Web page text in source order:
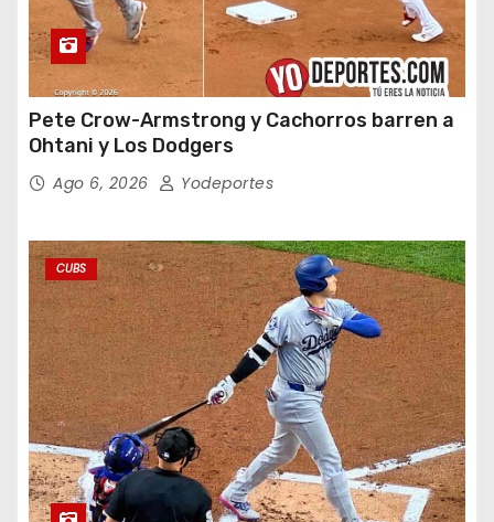
Pete Crow-Armstrong y Cachorros barren a
Ohtani y Los Dodgers
Ago 6, 2026 Yodeportes
CUBS